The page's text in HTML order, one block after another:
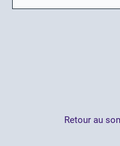
Retour au